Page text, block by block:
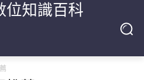
位知識百科